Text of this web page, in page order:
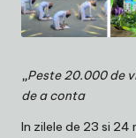
„Peste 20.000 de
de a conta
In zilele de 23 si 24